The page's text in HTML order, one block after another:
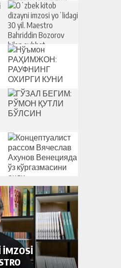
IMZOSI